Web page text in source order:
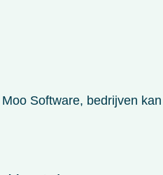
Software, bedrijven kan